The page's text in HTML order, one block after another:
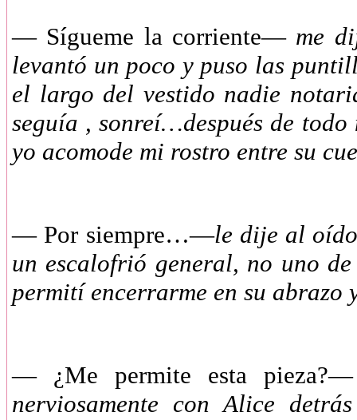
— Sígueme la corriente— me
levantó un poco y puso las
el largo del vestido nadie
seguía , sonreí…después de
yo acomode mi rostro entre su
— Por siempre…—le dije al
un escalofrió general, no uno
permití encerrarme en su
—
¿Me permite esta
nerviosamente con Alice